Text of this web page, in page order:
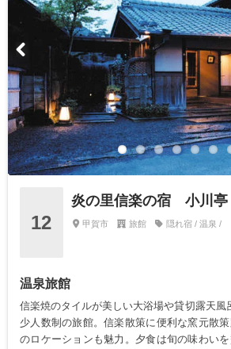
12
炎の里信楽の宿 小川亭
甲賀市 旅館 隠れ宿 / 温泉 /
温泉旅館
信楽焼のタイルが美しい大浴場や貸切露天風
少人数制の旅館。信楽散策に便利な窯元散
のロケーションも魅力。夕食は旬の味わい